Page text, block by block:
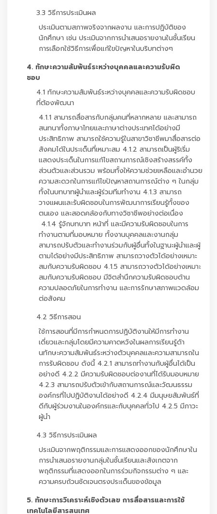
3.3 วิธีการประเมินผล
ประเมินตามสภาพจริงจากผลงาน และการปฏิบัติของ
นักศึกษา เช่น ประเมินจากการนำเสนอรายงานในชั้นเรียน
การเลือกใช้วิธีการเพื่อแก้ใขปัญหาในบริบทต่างๆ
4. ทักษะความสัมพันธ์ระหว่างบุคคลและความรับผิด
ชอบ
4.1 ทักษะความสัมพันธ์ระหว่างบุคคลและความรับผิดชอบ
ที่ต้องพัฒนา
4.1.1 สามารถสื่อสารกับกลุ่มคนที่หลากหลาย และสามารถ
สนทนาทั้งภาษาไทยและภาษาต่างประเทศได้อย่างมี
ประสิทธิภาพ สามารถใช้ความรู้ในสาขาวิชาชีพมาสื่อสารต่อ
สังคมได้ในประเด็นที่เหมาะสม 4.1.2 สามารถเป็นผู้ริเริ่ม
แสดงประเด็นในการแก้ไขสถานการณ์เชิงสร้างสรรค์ทั้ง
ส่วนตัวและส่วนรวม พร้อมทั้งให้ความช่วยเหลือและอำนวย
ความสะดวกในการแก้ไขปัญหาสถานการณ์ต่าง ๆ ในกลุ่ม
ทั้งในบทบาทผู้นำและผู้ร่วมทีมทำงาน 4.1.3 สามารถ
วางแผนและรับผิดชอบในการพัฒนาการเรียนรู้ทั้งของ
ตนเอง และสอดคล้องกับทางวิชาชีพอย่างต่อเนื่อง
4.1.4 รู้จักบทบาท หน้าที่ และมีความรับผิดชอบในการ
ทำงานตามที่มอบหมาย ทั้งงานบุคคลและงานกลุ่ม
สามารถปรับตัวและทำงานร่วมกับผู้อื่นทั้งในฐานะผู้นำและผู้
ตามได้อย่างมีประสิทธิภาพ สามารถวางตัวได้อย่างเหมาะ
สมกับความรับผิดชอบ 4.1.5 สามารถวางตัวได้อย่างเหมาะ
สมกับความรับผิดชอบ มีจิตสำนึกความรับผิดชอบด้าน
ความปลอดภัยในการทำงาน และการรักษาสภาพแวดล้อม
ต่อสังคม
4.2 วิธีการสอน
ใช้การสอนที่มีการกำหนดการปฏิบัติงานให้มีการทำงาน
เดี่ยวและกลุ่มโดยมีความคาดหวังในผลการเรียนรู้ดัา
นทักษะความสัมพันธ์ระหว่างตัวบุคคลและความสามารถใน
การรับผิดชอบ ดังนี้ 4.2.1 สามารถทำงานกับผู้อื่นได้เป็น
อย่างดี 4.2.2 มีความรับผิดชอบต่องานที่ได้รับมอบหมาย
4.2.3 สามารถปรับตัวเข้ากับสถานการณ์และวัฒนธรรม
องค์กรที่ไปปฏิบัติงานได้อย่างดี 4.2.4 มีมนุษยสัมพันธ์ที่
ดีกับผู้ร่วมงานในองค์กรและกับบุคคลทั่วไป 4.2.5 มีภาวะ
ผู้นำ
4.3 วิธีการประเมินผล
ประเมินจากพฤติกรรมและการแสดงออกของนักศึกษาใน
การนำเสนอรายงานกลุ่มในชั้นเรียนและสังเกตจาก
พฤติกรรมที่แสดงออกในการร่วมกิจกรรมต่าง ๆ และ
ความครบถ้วนชัดเจนตรงประเด็นของข้อมูล
5. ทักษะการวิเคราะห์เชิงตัวเลข การสื่อสารและการใช้
เทคโนโลยีสารสนเทศ